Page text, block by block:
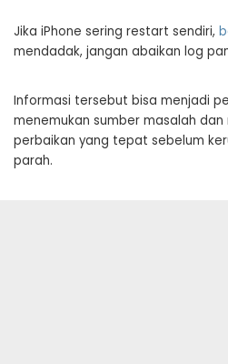
Jika iPhone sering restart sendiri,
mendadak, jangan abaikan log
Informasi tersebut bisa menjadi
menemukan sumber masalah
perbaikan yang tepat sebelum
parah.